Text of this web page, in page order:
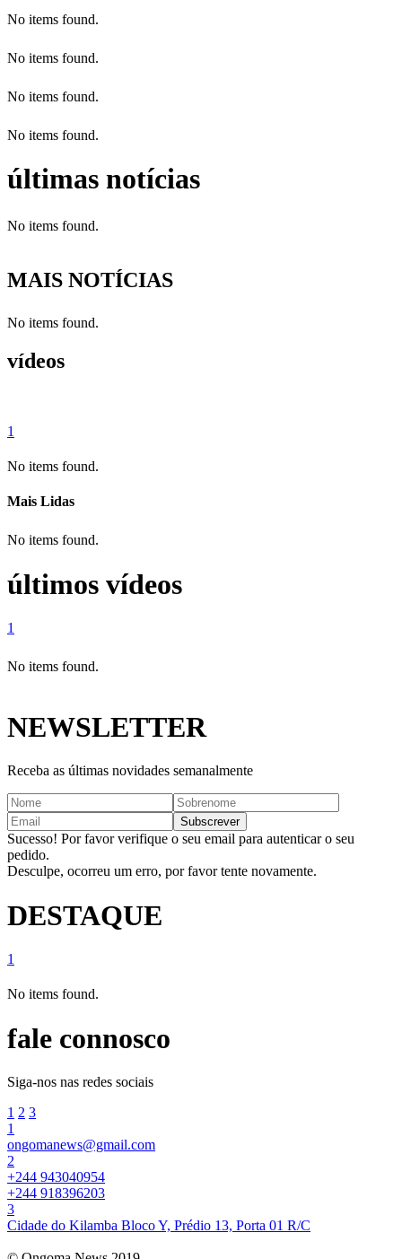
No items found.
No items found.
No items found.
No items found.
últimas notícias
No items found.
MAIS NOTÍCIAS
No items found.
vídeos
1
No items found.
Mais Lidas
No items found.
últimos vídeos
1
No items found.
NEWSLETTER
Receba as últimas novidades semanalmente
Sucesso! Por favor verifique o seu email para autenticar o seu
pedido.
Desculpe, ocorreu um erro, por favor tente novamente.
DESTAQUE
1
No items found.
fale connosco
Siga-nos nas redes sociais
1 2 3
1
ongomanews@gmail.com
2
+244 943040954
+244 918396203
3
Cidade do Kilamba Bloco Y, Prédio 13, Porta 01 R/C